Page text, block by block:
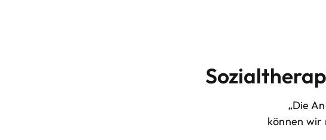
„Die
können wir